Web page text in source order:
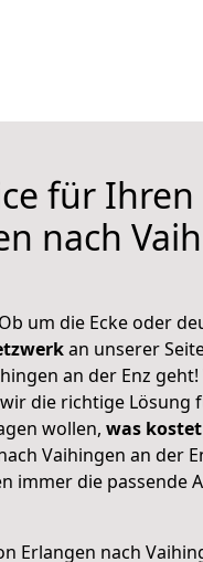
für
nach
um die Ecke oder
an unserer
an der Enz
die richtige Lösung
wollen, was
Vaihingen an der
immer die passende
Erlangen nach